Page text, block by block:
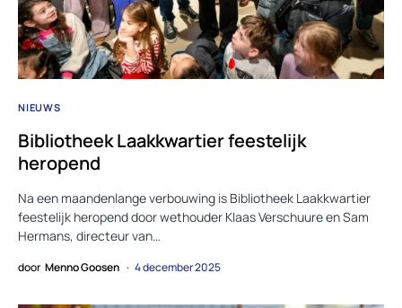
NIEUWS
Bibliotheek Laakkwartier feestelijk
heropend
Na een maandenlange verbouwing is Bibliotheek Laakkwartier
feestelijk heropend door wethouder Klaas Verschuure en Sam
Hermans, directeur van…
door Menno Goosen 4 december 2025